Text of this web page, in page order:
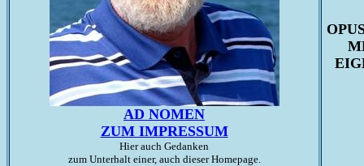
AD NOMEN
ZUM IMPRESSUM
Hier auch Gedanken
zum Unterhalt einer, auch dieser Homepage.